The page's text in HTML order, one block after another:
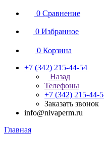
0 Сравнение
0 Избранное
0 Корзина
+7 (342) 215-44-54
Назад
Телефоны
+7 (342) 215-44-
Заказать звонок
info@nivaperm.ru
Главная